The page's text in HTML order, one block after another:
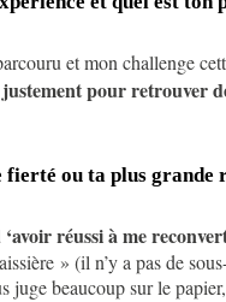
et mon challenge
pour retrouver
fierté ou ta plus
réussi à me
» (il n’y a pas de
juge beaucoup sur le